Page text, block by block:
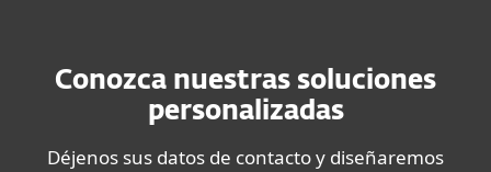
Conozca nuestras soluciones
personalizadas
Déjenos sus datos de contacto y diseñaremos